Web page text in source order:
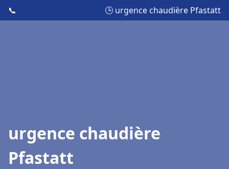
📞 🕒 urgence chaudière Pfastatt
urgence chaudière
Pfastatt